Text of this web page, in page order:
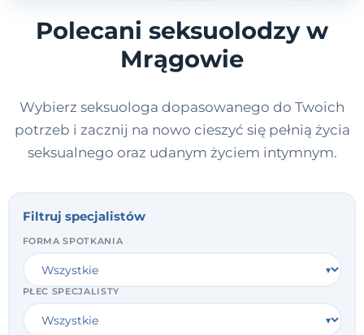
Polecani seksuolodzy w
Mrągowie
Wybierz seksuologa dopasowanego do Twoich
potrzeb i zacznij na nowo cieszyć się pełnią życia
seksualnego oraz udanym życiem intymnym.
Filtruj specjalistów
FORMA SPOTKANIA
PŁEĆ SPECJALISTY